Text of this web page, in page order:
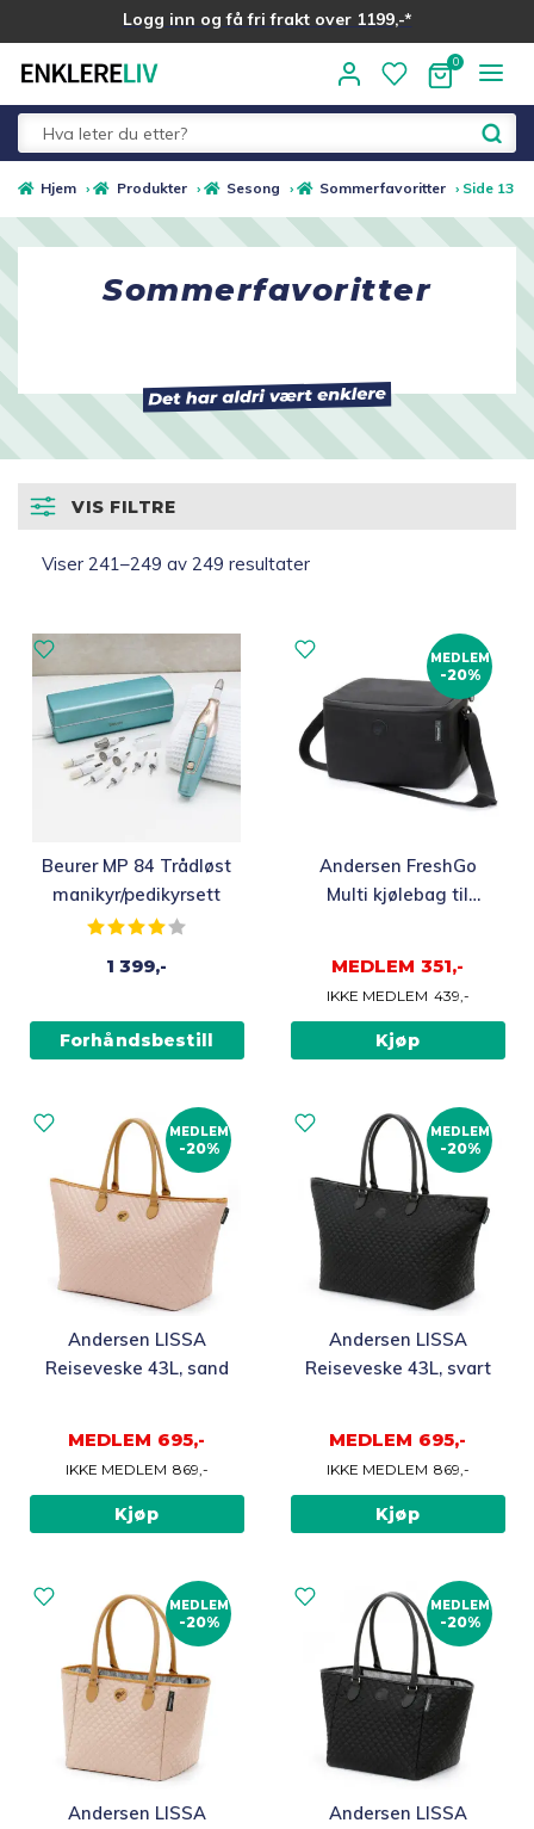
Logg inn og få fri frakt over 1199,-*
Alle kategorier
Fold
Sommer ☀️
Best i test
Merker
Inspirasjon
Fold
ut
Gavetips
Fold
ut
Hjem › Produkter › Sesong › Sommerfavoritter › Side 13
Sommerfavoritter
VIS FILTRE
Viser 241–249 av 249 resultaterSortert
Beurer MP 84 Trådløst
manikyr/pedikyrsett
Karakter:
1 399,-
Forhåndsbestill
MEDLEM
-20%
Andersen FreshGo
Multi kjølebag til
MEDLEM 351,-
IKKE MEDLEM 439,-
Kjøp
MEDLEM
-20%
Andersen LISSA
Reiseveske 43L, sand
MEDLEM 695,-
IKKE MEDLEM 869,-
Kjøp
MEDLEM
-20%
Andersen LISSA
Reiseveske 43L, svart
MEDLEM 695,-
IKKE MEDLEM 869,-
Kjøp
MEDLEM
-20%
Andersen LISSA
MEDLEM
-20%
Andersen LISSA